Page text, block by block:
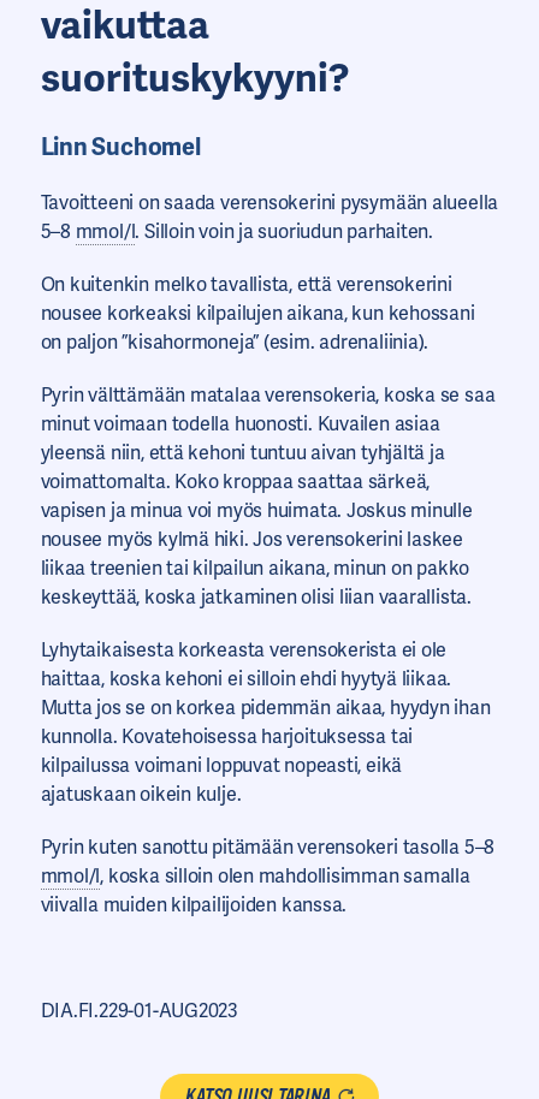
vaikuttaa
suorituskykyyni?
Linn Suchomel
Tavoitteeni on saada verensokerini pysymään alueella
5–8 mmol/l. Silloin voin ja suoriudun parhaiten.
On kuitenkin melko tavallista, että verensokerini
nousee korkeaksi kilpailujen aikana, kun kehossani
on paljon ”kisahormoneja” (esim. adrenaliinia).
Pyrin välttämään matalaa verensokeria, koska se saa
minut voimaan todella huonosti. Kuvailen asiaa
yleensä niin, että kehoni tuntuu aivan tyhjältä ja
voimattomalta. Koko kroppaa saattaa särkeä,
vapisen ja minua voi myös huimata. Joskus minulle
nousee myös kylmä hiki. Jos verensokerini laskee
liikaa treenien tai kilpailun aikana, minun on pakko
keskeyttää, koska jatkaminen olisi liian vaarallista.
Lyhytaikaisesta korkeasta verensokerista ei ole
haittaa, koska kehoni ei silloin ehdi hyytyä liikaa.
Mutta jos se on korkea pidemmän aikaa, hyydyn ihan
kunnolla. Kovatehoisessa harjoituksessa tai
kilpailussa voimani loppuvat nopeasti, eikä
ajatuskaan oikein kulje.
Pyrin kuten sanottu pitämään verensokeri tasolla 5–8
mmol/l, koska silloin olen mahdollisimman samalla
viivalla muiden kilpailijoiden kanssa.
DIA.FI.229-01-AUG2023